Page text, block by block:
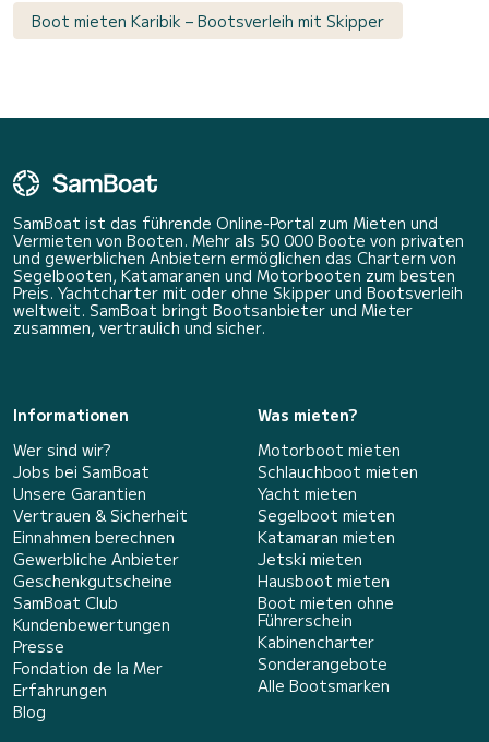
Boot mieten Karibik – Bootsverleih mit Skipper
SamBoat ist das führende Online-Portal zum Mieten und
Vermieten von Booten. Mehr als 50 000 Boote von privaten
und gewerblichen Anbietern ermöglichen das Chartern von
Segelbooten, Katamaranen und Motorbooten zum besten
Preis. Yachtcharter mit oder ohne Skipper und Bootsverleih
weltweit. SamBoat bringt Bootsanbieter und Mieter
zusammen, vertraulich und sicher.
Informationen
Wer sind wir?
Jobs bei SamBoat
Unsere Garantien
Vertrauen & Sicherheit
Einnahmen berechnen
Gewerbliche Anbieter
Geschenkgutscheine
SamBoat Club
Kundenbewertungen
Presse
Fondation de la Mer
Erfahrungen
Blog
Was mieten?
Motorboot mieten
Schlauchboot mieten
Yacht mieten
Segelboot mieten
Katamaran mieten
Jetski mieten
Hausboot mieten
Boot mieten ohne
Führerschein
Kabinencharter
Sonderangebote
Alle Bootsmarken